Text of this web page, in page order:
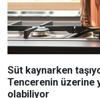
Süt kaynarken
Tencerenin üzerine
olabiliyor